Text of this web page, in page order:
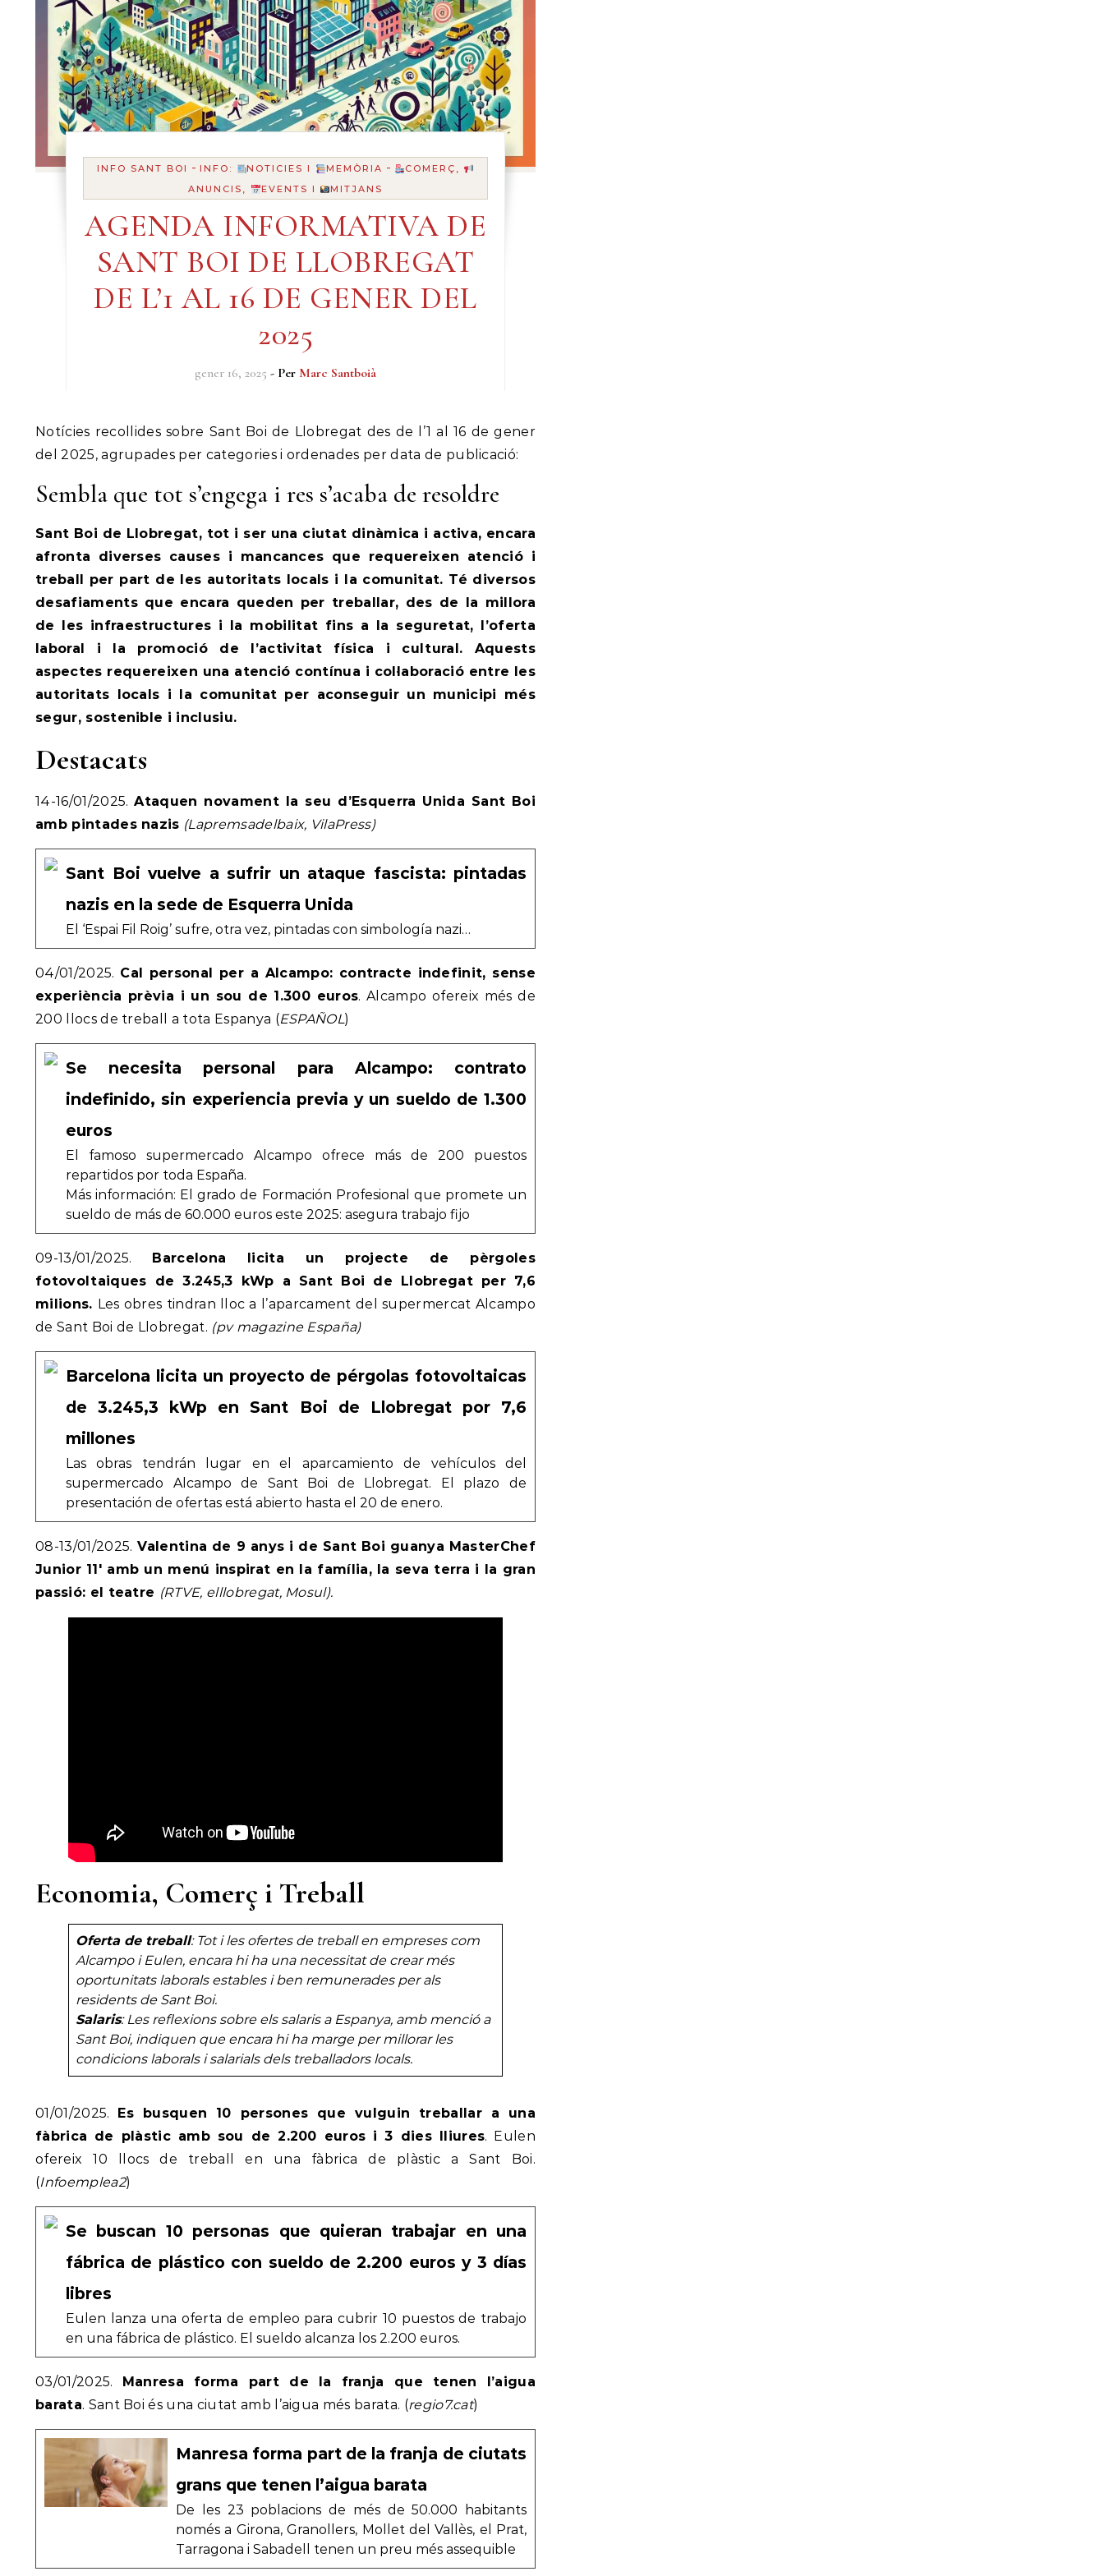
INFO SANT BOI - INFO: NOTICIES I MEMÒRIA -
COMERÇ,
ANUNCIS,
EVENTS I MITJANS
AGENDA INFORMATIVA DE
SANT BOI DE LLOBREGAT
DE L’1 AL 16 DE GENER DEL
2025
gener 16, 2025 - Per Marc Santboià
Notícies recollides sobre Sant Boi de Llobregat des de l’1 al 16 de gener
del 2025, agrupades per categories i ordenades per data de publicació:
Sembla que tot s’engega i res s’acaba de resoldre
Sant Boi de Llobregat, tot i ser una ciutat dinàmica i activa, encara
afronta diverses causes i mancances que requereixen atenció i
treball per part de les autoritats locals i la comunitat. Té diversos
desafiaments que encara queden per treballar, des de la millora
de les infraestructures i la mobilitat fins a la seguretat, l’oferta
laboral i la promoció de l’activitat física i cultural. Aquests
aspectes requereixen una atenció contínua i col·laboració entre les
autoritats locals i la comunitat per aconseguir un municipi més
segur, sostenible i inclusiu.
Destacats
14-16/01/2025.Ataquen novament la seu d’Esquerra Unida Sant Boi
amb pintades nazis (Lapremsadelbaix, VilaPress)
Sant Boi vuelve a sufrir un ataque fascista: pintadas
nazis en la sede de Esquerra Unida
El ‘Espai Fil Roig’ sufre, otra vez, pintadas con simbología nazi…
04/01/2025. Cal personal per a Alcampo: contracte indefinit, sense
experiència prèvia i un sou de 1.300 euros. Alcampo ofereix més de
200 llocs de treball a tota Espanya (ESPAÑOL)
Se necesita personal para Alcampo: contrato
indefinido, sin experiencia previa y un sueldo de 1.300
euros
El famoso supermercado Alcampo ofrece más de 200 puestos
repartidos por toda España.
Más información: El grado de Formación Profesional que promete un
sueldo de más de 60.000 euros este 2025: asegura trabajo fijo
09-13/01/2025.
Barcelona licita un projecte de pèrgoles
fotovoltaiques de 3.245,3 kWp a Sant Boi de Llobregat per 7,6
milions. Les obres tindran lloc a l’aparcament del supermercat Alcampo
de Sant Boi de Llobregat. (pv magazine España)
Barcelona licita un proyecto de pérgolas fotovoltaicas
de 3.245,3 kWp en Sant Boi de Llobregat por 7,6
millones
Las obras tendrán lugar en el aparcamiento de vehículos del
supermercado Alcampo de Sant Boi de Llobregat. El plazo de
presentación de ofertas está abierto hasta el 20 de enero.
08-13/01/2025. Valentina de 9 anys i de Sant Boi guanya MasterChef
Junior 11′ amb un menú inspirat en la família, la seva terra i la gran
passió: el teatre (RTVE, elllobregat, Mosul).
Economia, Comerç i Treball
Oferta de treball: Tot i les ofertes de treball en empreses com
Alcampo i Eulen, encara hi ha una necessitat de crear més
oportunitats laborals estables i ben remunerades per als
residents de Sant Boi.
Salaris: Les reflexions sobre els salaris a Espanya, amb menció a
Sant Boi, indiquen que encara hi ha marge per millorar les
condicions laborals i salarials dels treballadors locals.
01/01/2025. Es busquen 10 persones que vulguin treballar a una
fàbrica de plàstic amb sou de 2.200 euros i 3 dies lliures. Eulen
ofereix 10 llocs de treball en una fàbrica de plàstic a Sant Boi.
(Infoemplea2)
Se buscan 10 personas que quieran trabajar en una
fábrica de plástico con sueldo de 2.200 euros y 3 días
libres
Eulen lanza una oferta de empleo para cubrir 10 puestos de trabajo
en una fábrica de plástico. El sueldo alcanza los 2.200 euros.
03/01/2025. Manresa forma part de la franja que tenen l’aigua
barata. Sant Boi és una ciutat amb l’aigua més barata. (regio7.cat)
Manresa forma part de la franja de ciutats
grans que tenen l’aigua barata
De les 23 poblacions de més de 50.000 habitants
només a Girona, Granollers, Mollet del Vallès, el Prat,
Tarragona i Sabadell tenen un preu més assequible